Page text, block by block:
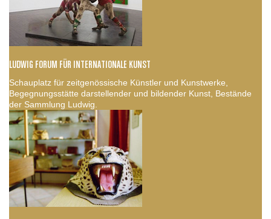
LUDWIG FORUM FÜR INTERNATIONALE KUNST
Schauplatz für zeitgenössische Künstler und Kunstwerke,
Begegnungsstätte darstellender und bildender Kunst, Bestände
der Sammlung Ludwig.